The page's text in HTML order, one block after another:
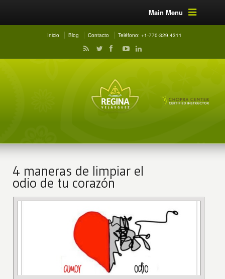
Main Menu
Inicio Blog Contacto Teléfono: +1-770-329.4311
4 maneras de limpiar el
odio de tu corazón